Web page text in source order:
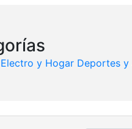
Electro y Hogar Deportes y